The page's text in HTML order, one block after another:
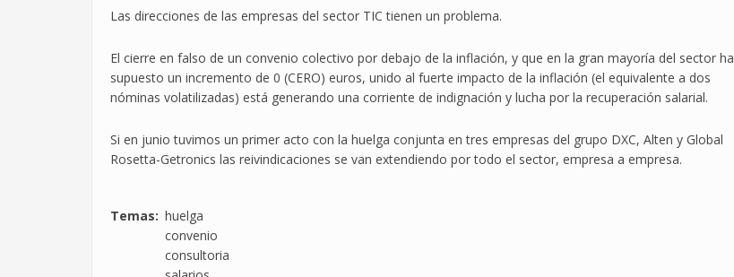
poder
Las direcciones de las empresas del sector TIC tienen un problema.
El cierre en falso de un convenio colectivo por debajo de la inflación, y que en la gran mayoría del sector ha
supuesto un incremento de 0 (CERO) euros, unido al fuerte impacto de la inflación (el equivalente a dos
nóminas volatilizadas) está generando una corriente de indignación y lucha por la recuperación salarial.
Si en junio tuvimos un primer acto con la huelga conjunta en tres empresas del grupo DXC, Alten y Global
Rosetta-Getronics las reivindicaciones se van extendiendo por todo el sector, empresa a empresa.
Temas
huelga
convenio
consultoria